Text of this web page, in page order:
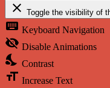
close Toggle the visibility of
keyboard Keyboard Navigation
visibility_off Disable Animations
nights_stay Contrast
format_size Increase Text